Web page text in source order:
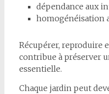
dépendance aux
homogénéisation
Récupérer, reproduire
contribue à préserver
essentielle.
Chaque jardin peut